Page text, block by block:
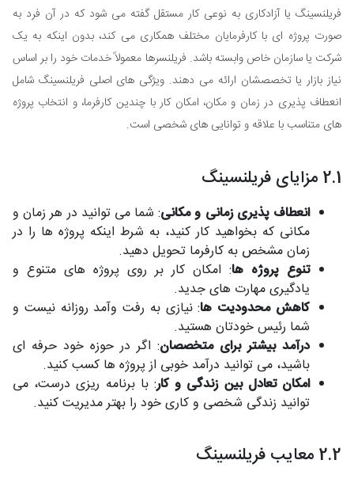
فریلنسینگ یا آزادکاری به نوعی کار مستقل گفته می شود که در آن فرد به
صورت پروژه ای با کارفرمایان مختلف همکاری می کند، بدون اینکه به یک
شرکت یا سازمان خاص وابسته باشد. فریلنسرها معمولاً خدمات خود را بر اساس
نیاز بازار یا تخصصشان ارائه می دهند. ویژگی های اصلی فریلنسینگ شامل
انعطاف پذیری در زمان و مکان، امکان کار با چندین کارفرما، و انتخاب پروژه
های متناسب با علاقه و توانایی های شخصی است.
2.1 مزایای فریلنسینگ
انعطاف پذیری زمانی و مکانی: شما می توانید در هر زمان و
مکانی که بخواهید کار کنید، به شرط اینکه پروژه ها را در
زمان مشخص به کارفرما تحویل دهید.
تنوع پروژه ها: امکان کار بر روی پروژه های متنوع و
یادگیری مهارت های جدید.
کاهش محدودیت ها: نیازی به رفت وآمد روزانه نیست و
شما رئیس خودتان هستید.
درآمد بیشتر برای متخصصان: اگر در حوزه خود حرفه ای
باشید، می توانید درآمد خوبی از پروژه ها کسب کنید.
امکان تعادل بین زندگی و کار: با برنامه ریزی درست، می
توانید زندگی شخصی و کاری خود را بهتر مدیریت کنید.
2.2 معایب فریلنسینگ